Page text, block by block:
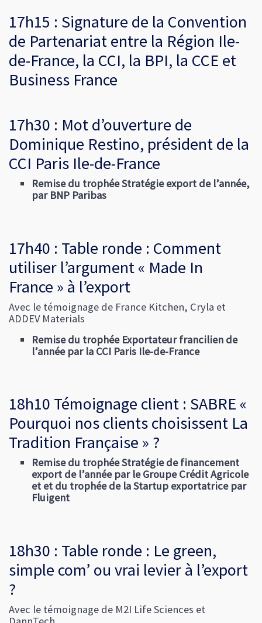
17h15 : Signature de la Convention
de Partenariat entre la Région Ile-
de-France, la CCI, la BPI, la CCE et
Business France
17h30 : Mot d’ouverture de
Dominique Restino, président de la
CCI Paris Ile-de-France
Remise du trophée Stratégie export de l’année,
par BNP Paribas
17h40 : Table ronde : Comment
utiliser l’argument « Made In
France » à l’export
Avec le témoignage de France Kitchen, Cryla et
ADDEV Materials
Remise du trophée Exportateur francilien de
l’année par la CCI Paris Ile-de-France
18h10 Témoignage client : SABRE «
Pourquoi nos clients choisissent La
Tradition Française » ?
Remise du trophée Stratégie de financement
export de l’année par le Groupe Crédit Agricole
et et du trophée de la Startup exportatrice par
Fluigent
18h30 : Table ronde : Le green,
simple com’ ou vrai levier à l’export
?
Avec le témoignage de M2I Life Sciences et